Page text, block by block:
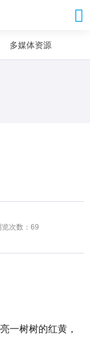
多媒体资源
览次数：69
一树树的红黄，